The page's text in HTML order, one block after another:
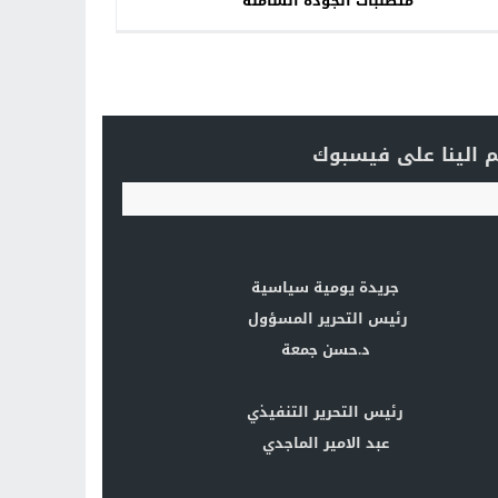
الينا على فيسبوك
جريدة يومية سياسية
رئيس التحرير المسؤول
د.حسن جمعة
رئيس التحرير التنفيذي
عبد الامير الماجدي